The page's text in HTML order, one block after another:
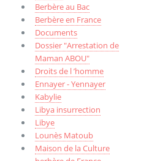
Berbère au Bac
Berbère en France
Documents
Dossier "Arrestation de
Maman ABOU"
Droits de l ’homme
Ennayer - Yennayer
Kabylie
Libya insurrection
Libye
Lounès Matoub
Maison de la Culture